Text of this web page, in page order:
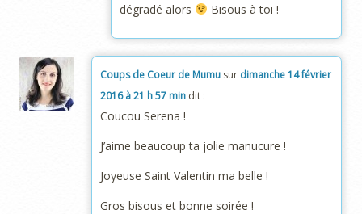
dégradé alors
Bisous à toi !
Coups de Coeur de Mumu sur dimanche 14 février
2016 à 21 h 57 min dit :
Coucou Serena !
J’aime beaucoup ta jolie manucure !
Joyeuse Saint Valentin ma belle !
Gros bisous et bonne soirée !